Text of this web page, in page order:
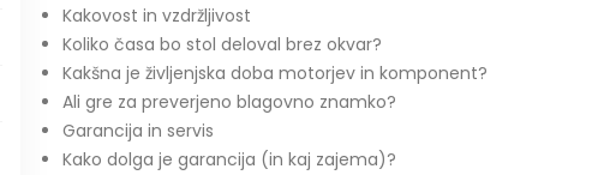
Kakovost in vzdržljivost
Koliko časa bo stol deloval brez okvar?
Kakšna je življenjska doba motorjev in komponent?
Ali gre za preverjeno blagovno znamko?
Garancija in servis
Kako dolga je garancija (in kaj zajema)?